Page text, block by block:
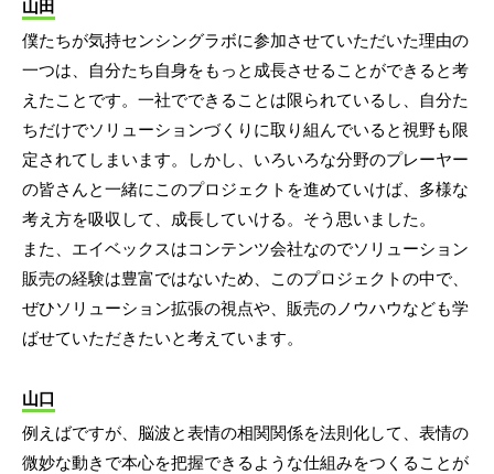
山田
僕たちが気持センシングラボに参加させていただいた理由の
一つは、自分たち自身をもっと成長させることができると考
えたことです。一社でできることは限られているし、自分た
ちだけでソリューションづくりに取り組んでいると視野も限
定されてしまいます。しかし、いろいろな分野のプレーヤー
の皆さんと一緒にこのプロジェクトを進めていけば、多様な
考え方を吸収して、成長していける。そう思いました。
また、エイベックスはコンテンツ会社なのでソリューション
販売の経験は豊富ではないため、このプロジェクトの中で、
ぜひソリューション拡張の視点や、販売のノウハウなども学
ばせていただきたいと考えています。
山口
例えばですが、脳波と表情の相関関係を法則化して、表情の
微妙な動きで本心を把握できるような仕組みをつくることが